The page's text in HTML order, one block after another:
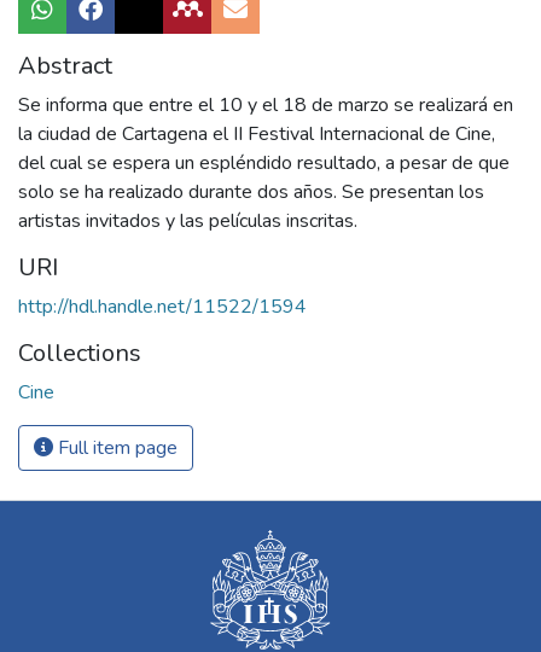
Abstract
Se informa que entre el 10 y el 18 de marzo se realizará en
la ciudad de Cartagena el II Festival Internacional de Cine,
del cual se espera un espléndido resultado, a pesar de que
solo se ha realizado durante dos años. Se presentan los
artistas invitados y las películas inscritas.
URI
http://hdl.handle.net/11522/1594
Collections
Cine
Full item page